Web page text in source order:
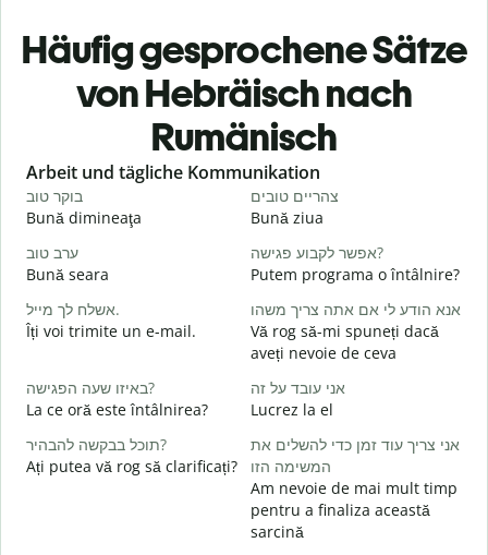
Häufig gesprochene Sätze
von Hebräisch nach
Rumänisch
Slide 1 of 6
Arbeit und tägliche Kommunikation
בוקר טוב
Bună dimineaţa
צהריים טובים
Bună ziua
ערב טוב
Bună seara
אפשר לקבוע פגישה?
Putem programa o întâlnire?
אשלח לך מייל.
Îți voi trimite un e-mail.
אנא הודע לי אם אתה צריך משהו
Vă rog să-mi spuneți dacă
aveți nevoie de ceva
באיזו שעה הפגישה?
La ce oră este întâlnirea?
אני עובד על זה
Lucrez la el
תוכל בבקשה להבהיר?
Ați putea vă rog să clarificați?
אני צריך עוד זמן כדי להשלים את
המשימה הזו
Am nevoie de mai mult timp
pentru a finaliza această
sarcină